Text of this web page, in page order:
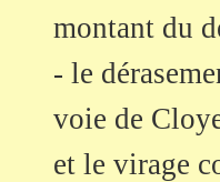
montant du
- le
voie de
et le virage